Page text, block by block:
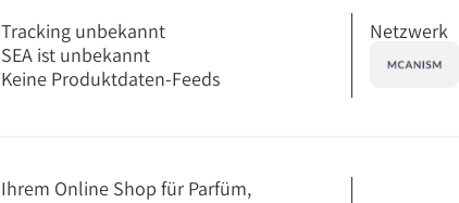
Tracking unbekannt
SEA ist unbekannt
Keine Produktdaten-Feeds
Netzwerk
Ihrem Online Shop für Parfüm,